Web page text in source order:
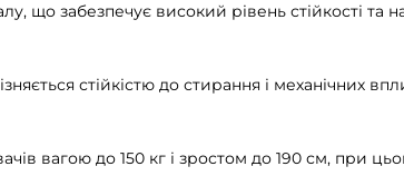
що забезпечує високий рівень стійкості та
стійкістю до стирання і механічних
вагою до 150 кг і зростом до 190 см, при